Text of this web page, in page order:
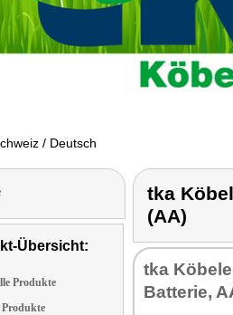
/ Deutsch
Übersicht:
Produkte
tka
(AA)
tka
Batterie,